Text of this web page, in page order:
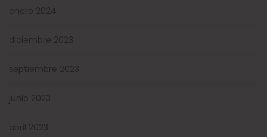
enero 2024
diciembre 2023
septiembre 2023
junio 2023
abril 2023